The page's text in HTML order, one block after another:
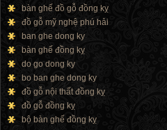
bàn ghế đồ gỗ đồng kỵ
đồ gỗ mỹ nghệ phú hải
ban ghe dong ky
bàn ghế đồng kỵ
do go dong ky
bo ban ghe dong ky
đồ gỗ nội thất đồng kỵ
đồ gỗ đồng kỵ
bộ bàn ghế đồng kỵ